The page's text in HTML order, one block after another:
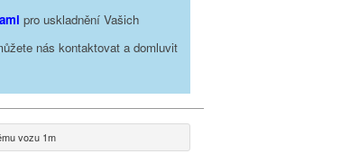
pro uskladnění Vašich
nás kontaktovat a domluvit
vozu 1m